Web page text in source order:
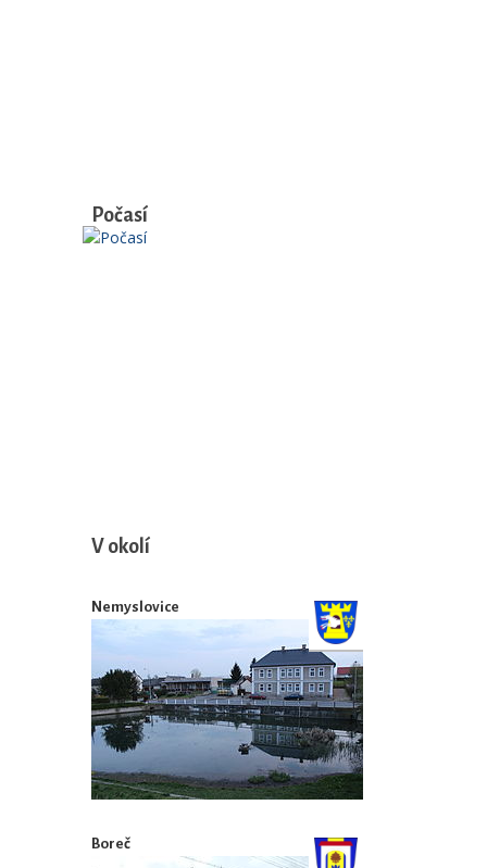
Počasí
V okolí
Nemyslovice
Boreč